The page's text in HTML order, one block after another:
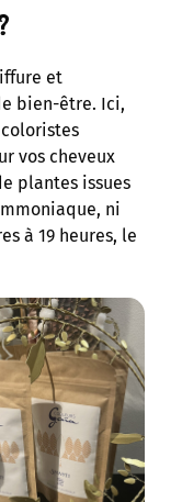
et
bien-être. Ici,
vos cheveux
plantes issues
ni
à 19 heures, le